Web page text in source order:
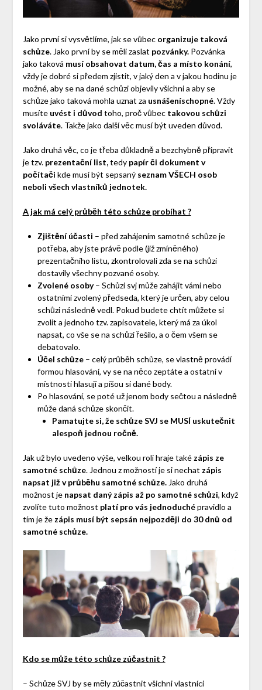
Jako první si vysvětlíme, jak se vůbecorganizuje taková
schůze. Jako první by se měli zaslat pozvánky.Pozvánka
jako taková musí obsahovat datum, čas a místo konání,
vždy je dobré si předem zjistit, v jaký den a v jakou hodinu je
možné, aby se na dané schůzi objevily všichni a aby se
schůze jako taková mohla uznat za usnášeníschopné. Vždy
musíte uvést i důvod toho, proč vůbec takovou schůzi
svoláváte. Takže jako další věc musí být uveden důvod.
Jako druhá věc, co je třeba důkladně a bezchybně připravit
je tzv. prezentační list,tedy papír či dokument v
počítači kde musí být sepsanýseznam VŠECH osob
neboli všech vlastníků jednotek.
A jak má celý průběh této schůze probíhat ?
Zjištění účasti – před zahájením samotné schůze je
potřeba, aby jste právě podle (již zmíněného)
prezentačního listu, zkontrolovali zda se na schůzi
dostavily všechny pozvané osoby.
Zvolené osoby– Schůzi svj může zahájit vámi nebo
ostatními zvolený předseda, který je určen, aby celou
schůzi následně vedl. Pokud budete chtít můžete si
zvolit a jednoho tzv. zapisovatele, který má za úkol
napsat, co vše se na schůzi řešilo, a o čem všem se
debatovalo.
Účel schůze – celý průběh schůze, se vlastně provádí
formou hlasování, vy se na něco zeptáte a ostatní v
místnosti hlasují a píšou si dané body.
Po hlasování, se poté už jenom body sečtou a následně
může daná schůze skončit.
Pamatujte si, že schůze SVJ se MUSÍ uskutečnit
alespoň jednou ročně.
Jak už bylo uvedeno výše, velkou roli hraje také zápis ze
samotné schůze. Jednou z možností je si nechat zápis
napsat již v průběhu samotné schůze.Jako druhá
možnost jenapsat daný zápis až po samotné schůzi, když
zvolíte tuto možnost platí pro vás jednoduchépravidlo a
tím je že zápis musí být sepsán nejpozději do 30 dnů od
samotné schůze.
Kdo se může této schůze zúčastnit ?
– Schůze SVJ by se měly zúčastnit všichni vlastníci